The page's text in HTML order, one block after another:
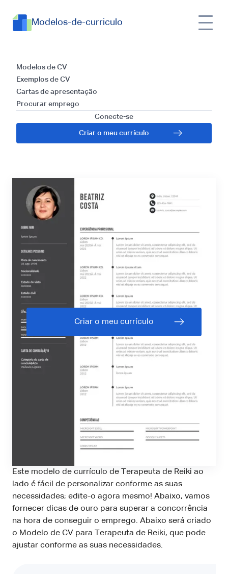
Modelos-de-curriculo
Modelos de CV
Exemplos de CV
Cartas de apresentação
Procurar emprego
Conecte-se
Criar o meu currículo
Currículos para
Terapeuta de Reiki:
Guia e Dicas para
2025
Criar o meu currículo
Este modelo de currículo de Terapeuta de Reiki ao
lado é fácil de personalizar conforme as suas
necessidades; edite-o agora mesmo! Abaixo, vamos
fornecer dicas de ouro para superar a concorrência
na hora de conseguir o emprego. Abaixo será criado
o Modelo de CV para Terapeuta de Reiki, que pode
ajustar conforme as suas necessidades.